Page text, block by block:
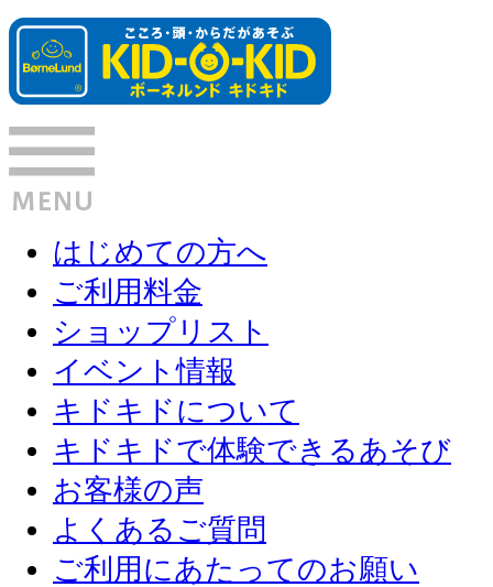
はじめての方へ
ご利用料金
ショップリスト
イベント情報
キドキドについて
キドキドで体験できるあそび
お客様の声
よくあるご質問
ご利用にあたってのお願い